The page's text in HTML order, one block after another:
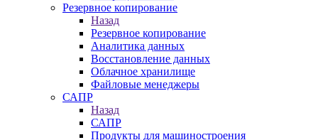
Резервное копирование
Назад
Резервное копирование
Аналитика данных
Восстановление данных
Облачное хранилище
Файловые менеджеры
САПР
Назад
САПР
Продукты для машиностроения